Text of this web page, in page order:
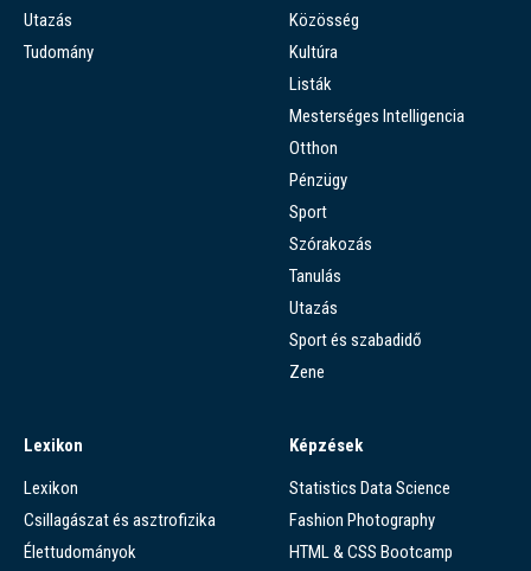
Utazás
Tudomány
Közösség
Kultúra
Listák
Mesterséges Intelligencia
Otthon
Pénzügy
Sport
Szórakozás
Tanulás
Utazás
Sport és szabadidő
Zene
Lexikon
Lexikon
Csillagászat és asztrofizika
Élettudományok
Képzések
Statistics Data Science
Fashion Photography
HTML & CSS Bootcamp